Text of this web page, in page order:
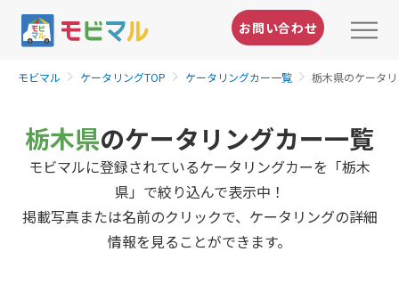
お問い合わせ
モビマル ケータリングTOP ケータリングカー一覧 栃木県のケータ
栃木県のケータリングカー一覧
モビマルに登録されているケータリングカーを「栃木
県」で絞り込んで表示中！
掲載写真または名前のクリックで、ケータリングの詳細
情報を見ることができます。